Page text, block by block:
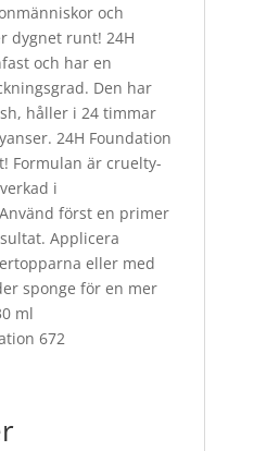
och
dygnet runt! 24H
och har en
Den har
håller i 24 timmar
24H Foundation
Formulan är cruelty-
i
först en primer
Applicera
eller med
sponge för en mer
ml
672